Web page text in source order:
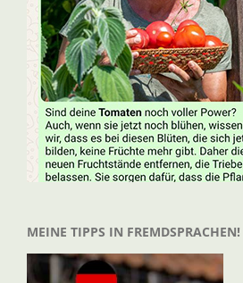
MEINE TIPPS IN FREMDSPRACHEN!